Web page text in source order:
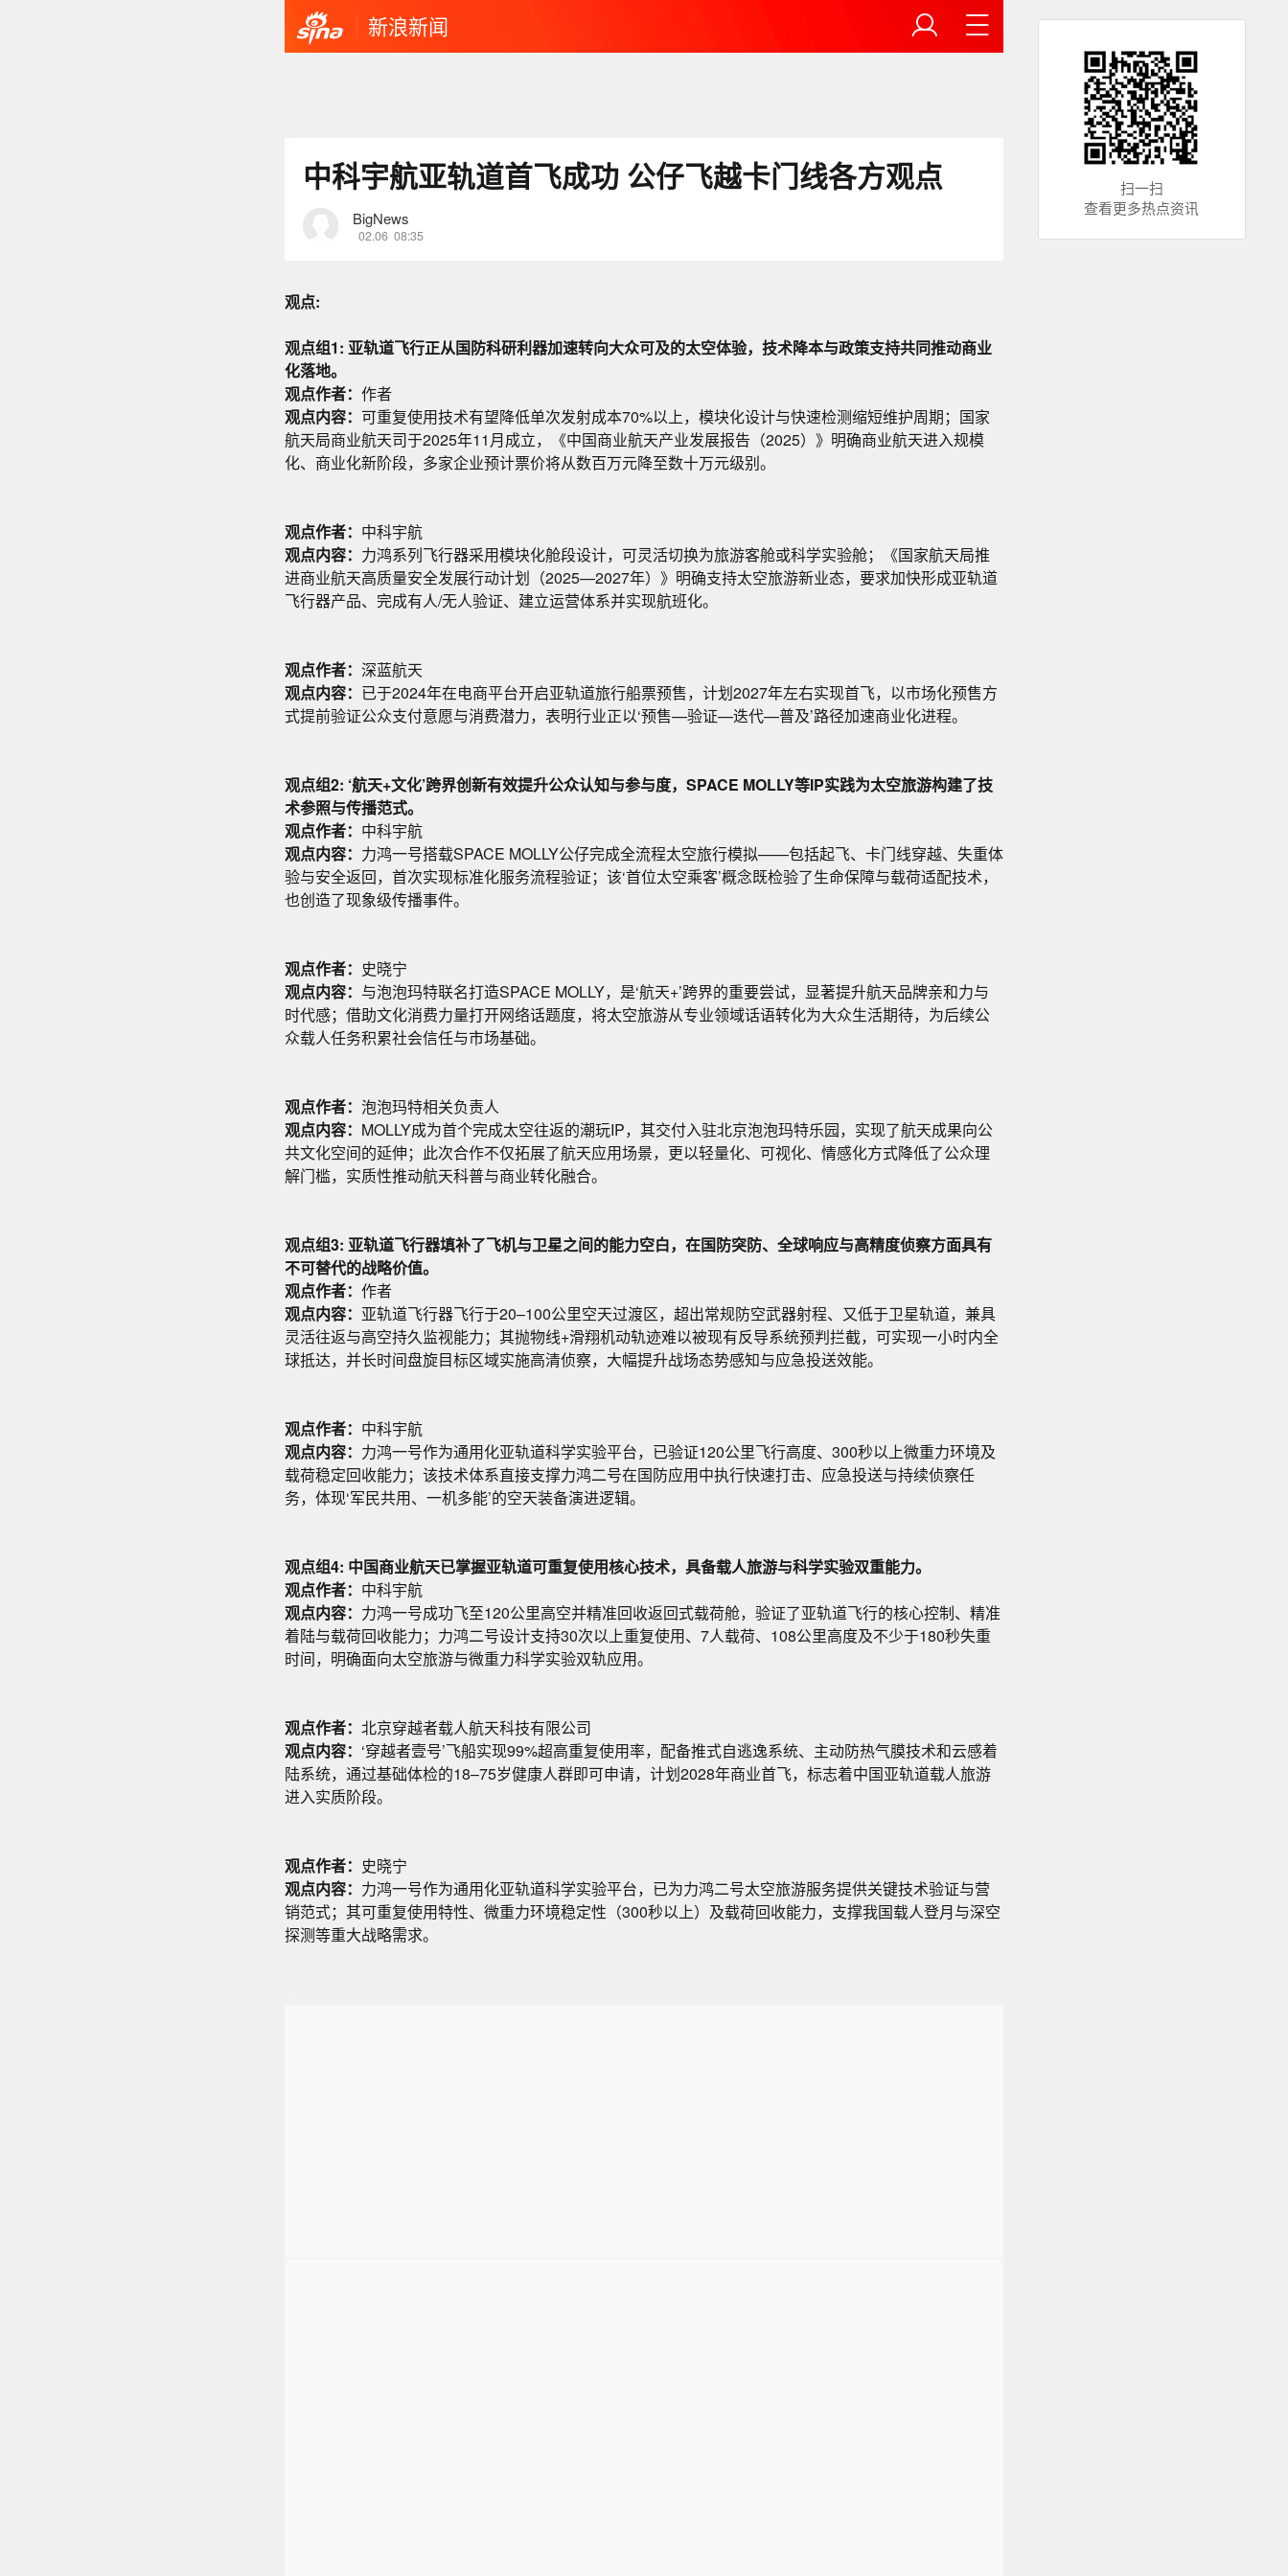
新浪新闻
中科宇航亚轨道首飞成功 公仔飞越卡门线各方观点
BigNews
02.06 08:35
观点:
观点组1: 亚轨道飞行正从国防科研利器加速转向大众可及的太空体验，技术降本与政策支持共同推动商业
化落地。
观点作者： 作者
观点内容： 可重复使用技术有望降低单次发射成本70%以上，模块化设计与快速检测缩短维护周期；国家
航天局商业航天司于2025年11月成立，《中国商业航天产业发展报告（2025）》明确商业航天进入规模
化、商业化新阶段，多家企业预计票价将从数百万元降至数十万元级别。
观点作者： 中科宇航
观点内容： 力鸿系列飞行器采用模块化舱段设计，可灵活切换为旅游客舱或科学实验舱；《国家航天局推
进商业航天高质量安全发展行动计划（2025—2027年）》明确支持太空旅游新业态，要求加快形成亚轨道
飞行器产品、完成有人/无人验证、建立运营体系并实现航班化。
观点作者： 深蓝航天
观点内容： 已于2024年在电商平台开启亚轨道旅行船票预售，计划2027年左右实现首飞，以市场化预售方
式提前验证公众支付意愿与消费潜力，表明行业正以‘预售—验证—迭代—普及’路径加速商业化进程。
观点组2: ‘航天+文化’跨界创新有效提升公众认知与参与度，SPACE MOLLY等IP实践为太空旅游构建了技
术参照与传播范式。
观点作者： 中科宇航
观点内容： 力鸿一号搭载SPACE MOLLY公仔完成全流程太空旅行模拟——包括起飞、卡门线穿越、失重体
验与安全返回，首次实现标准化服务流程验证；该‘首位太空乘客’概念既检验了生命保障与载荷适配技术，
也创造了现象级传播事件。
观点作者： 史晓宁
观点内容： 与泡泡玛特联名打造SPACE MOLLY，是‘航天+’跨界的重要尝试，显著提升航天品牌亲和力与
时代感；借助文化消费力量打开网络话题度，将太空旅游从专业领域话语转化为大众生活期待，为后续公
众载人任务积累社会信任与市场基础。
观点作者： 泡泡玛特相关负责人
观点内容： MOLLY成为首个完成太空往返的潮玩IP，其交付入驻北京泡泡玛特乐园，实现了航天成果向公
共文化空间的延伸；此次合作不仅拓展了航天应用场景，更以轻量化、可视化、情感化方式降低了公众理
解门槛，实质性推动航天科普与商业转化融合。
观点组3: 亚轨道飞行器填补了飞机与卫星之间的能力空白，在国防突防、全球响应与高精度侦察方面具有
不可替代的战略价值。
观点作者： 作者
观点内容： 亚轨道飞行器飞行于20–100公里空天过渡区，超出常规防空武器射程、又低于卫星轨道，兼具
灵活往返与高空持久监视能力；其抛物线+滑翔机动轨迹难以被现有反导系统预判拦截，可实现一小时内全
球抵达，并长时间盘旋目标区域实施高清侦察，大幅提升战场态势感知与应急投送效能。
观点作者： 中科宇航
观点内容： 力鸿一号作为通用化亚轨道科学实验平台，已验证120公里飞行高度、300秒以上微重力环境及
载荷稳定回收能力；该技术体系直接支撑力鸿二号在国防应用中执行快速打击、应急投送与持续侦察任
务，体现‘军民共用、一机多能’的空天装备演进逻辑。
观点组4: 中国商业航天已掌握亚轨道可重复使用核心技术，具备载人旅游与科学实验双重能力。
观点作者： 中科宇航
观点内容： 力鸿一号成功飞至120公里高空并精准回收返回式载荷舱，验证了亚轨道飞行的核心控制、精准
着陆与载荷回收能力；力鸿二号设计支持30次以上重复使用、7人载荷、108公里高度及不少于180秒失重
时间，明确面向太空旅游与微重力科学实验双轨应用。
观点作者： 北京穿越者载人航天科技有限公司
观点内容： ‘穿越者壹号’飞船实现99%超高重复使用率，配备推式自逃逸系统、主动防热气膜技术和云感着
陆系统，通过基础体检的18–75岁健康人群即可申请，计划2028年商业首飞，标志着中国亚轨道载人旅游
进入实质阶段。
观点作者： 史晓宁
观点内容： 力鸿一号作为通用化亚轨道科学实验平台，已为力鸿二号太空旅游服务提供关键技术验证与营
销范式；其可重复使用特性、微重力环境稳定性（300秒以上）及载荷回收能力，支撑我国载人登月与深空
探测等重大战略需求。
扫一扫
查看更多热点资讯